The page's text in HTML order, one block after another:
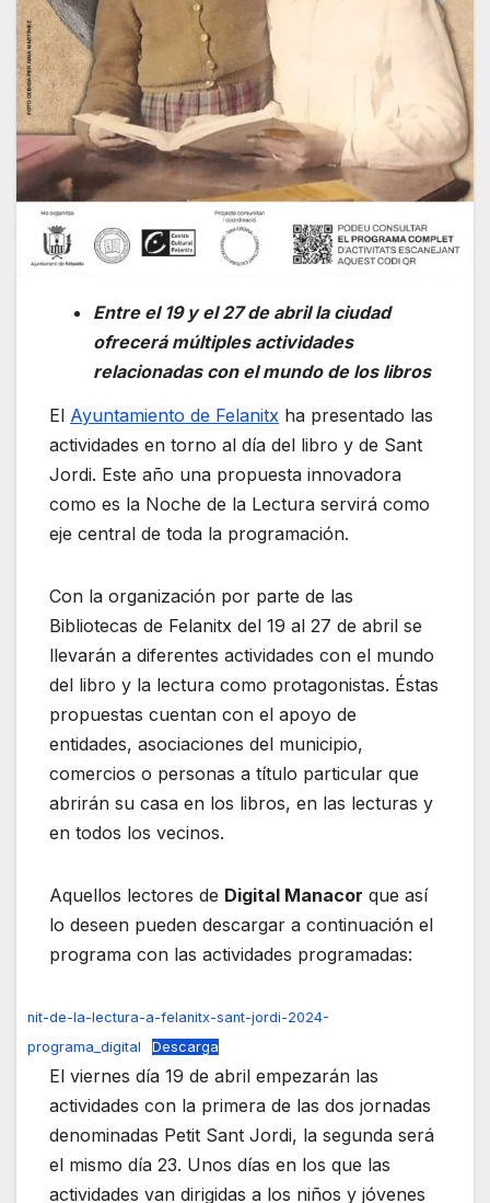
Entre el 19 y el 27 de abril la ciudad
ofrecerá múltiples actividades
relacionadas con el mundo de los libros
El Ayuntamiento de Felanitx ha presentado las
actividades en torno al día del libro y de Sant
Jordi. Este año una propuesta innovadora
como es la Noche de la Lectura servirá como
eje central de toda la programación.
Con la organización por parte de las
Bibliotecas de Felanitx del 19 al 27 de abril se
llevarán a diferentes actividades con el mundo
del libro y la lectura como protagonistas. Éstas
propuestas cuentan con el apoyo de
entidades, asociaciones del municipio,
comercios o personas a título particular que
abrirán su casa en los libros, en las lecturas y
en todos los vecinos.
Aquellos lectores de Digital Manacor que así
lo deseen pueden descargar a continuación el
programa con las actividades programadas:
nit-de-la-lectura-a-felanitx-sant-jordi-2024-
programa_digital
Descarga
El viernes día 19 de abril empezarán las
actividades con la primera de las dos jornadas
denominadas Petit Sant Jordi, la segunda será
el mismo día 23. Unos días en los que las
actividades van dirigidas a los niños y jóvenes